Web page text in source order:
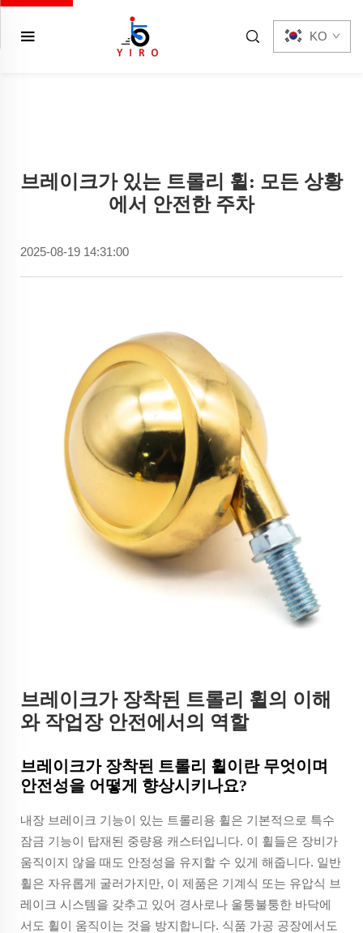
KO
브레이크가 있는 트롤리 휠: 모든 상황
에서 안전한 주차
2025-08-19 14:31:00
브레이크가 장착된 트롤리 휠의 이해
와 작업장 안전에서의 역할
브레이크가 장착된 트롤리 휠이란 무엇이며
안전성을 어떻게 향상시키나요?
내장 브레이크 기능이 있는 트롤리용 휠은 기본적으로 특수
잠금 기능이 탑재된 중량용 캐스터입니다. 이 휠들은 장비가
움직이지 않을 때도 안정성을 유지할 수 있게 해줍니다. 일반
휠은 자유롭게 굴러가지만, 이 제품은 기계식 또는 유압식 브
레이크 시스템을 갖추고 있어 경사로나 울퉁불퉁한 바닥에
서도 휠이 움직이는 것을 방지합니다. 식품 가공 공장에서도